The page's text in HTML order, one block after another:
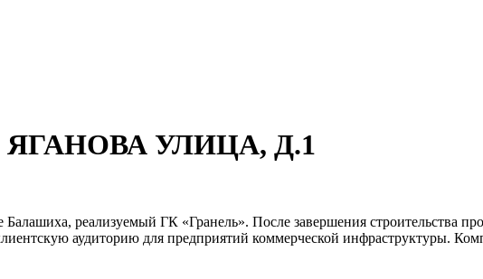
ЯГАНОВА УЛИЦА, Д.1
реализуемый ГК «Гранель». После завершения строительства
аудиторию для предприятий коммерческой инфраструктуры.